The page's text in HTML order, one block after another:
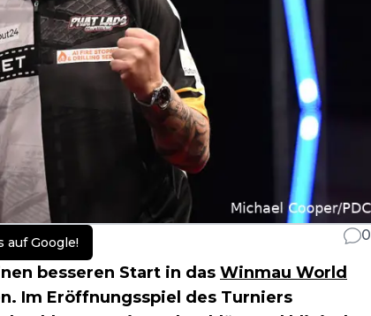
auf Google! 0
besseren Start in das Winmau World
Im Eröffnungsspiel des Turniers